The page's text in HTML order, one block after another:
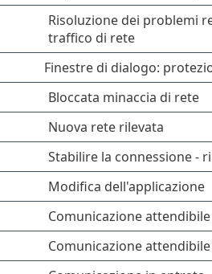
Risoluzione dei problemi
traffico di rete
Finestre di dialogo:
Bloccata minaccia di rete
Nuova rete rilevata
Stabilire la connessione -
Modifica dell'applicazione
Comunicazione
Comunicazione